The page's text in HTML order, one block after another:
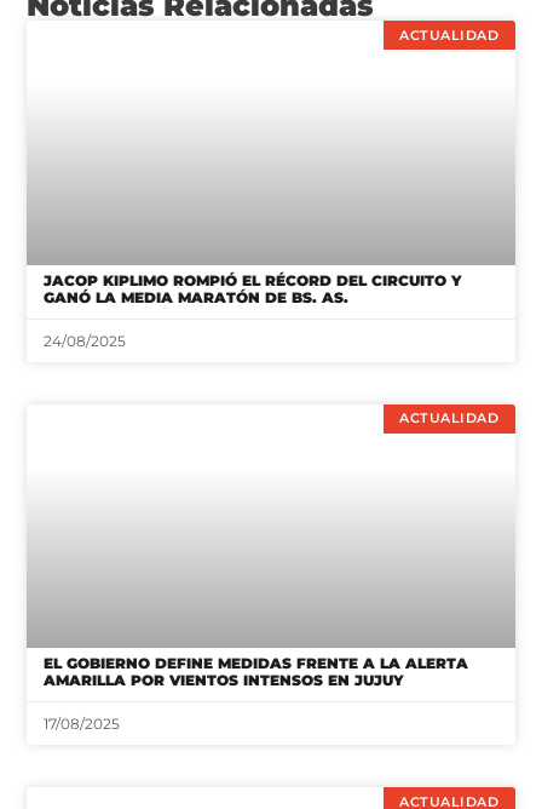
ACTUALIDAD
JACOP KIPLIMO ROMPIÓ EL RÉCORD DEL CIRCUITO Y
GANÓ LA MEDIA MARATÓN DE BS. AS.
24/08/2025
ACTUALIDAD
EL GOBIERNO DEFINE MEDIDAS FRENTE A LA ALERTA
AMARILLA POR VIENTOS INTENSOS EN JUJUY
17/08/2025
ACTUALIDAD